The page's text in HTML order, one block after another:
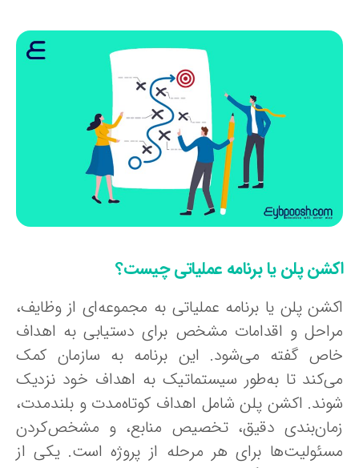
پلن یا برنامه عملیاتی چیست؟
پلن یا برنامه عملیاتی به مجموعه‌ای از وظایف،
و اقدامات مشخص برای دستیابی به اهداف
گفته می‌شود. این برنامه به سازمان کمک
تا به‌طور سیستماتیک به اهداف خود نزدیک
اکشن پلن شامل اهداف کوتاه‌مدت و بلندمدت،
دقیق، تخصیص منابع، و مشخص‌کردن
برای هر مرحله از پروژه است. یکی از